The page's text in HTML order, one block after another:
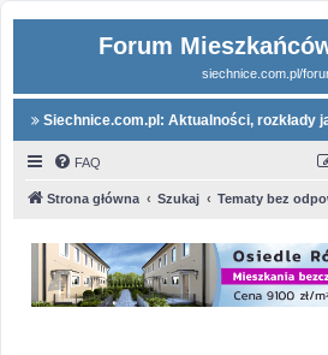
Forum
siechnice.com.pl/
Siechnice.com.pl: Aktualności, rozkłady
FAQ
Strona główna Szukaj Tematy bez